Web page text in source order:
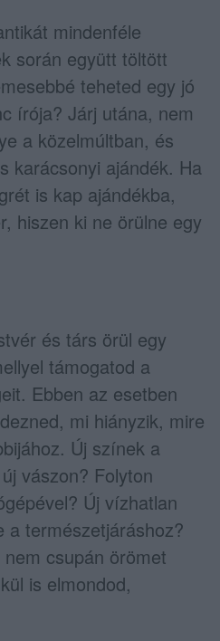
mindenféle
során együtt töltött
teheted egy jó
írója? Járj utána, nem
a közelmúltban, és
karácsonyi ajándék. Ha
is kap ajándékba,
hiszen ki ne örülne egy
és társ örül egy
támogatod a
Ebben az esetben
mi hiányzik, mire
Új színek a
vászon? Folyton
Új vízhatlan
a természetjáráshoz?
csupán örömet
is elmondod,